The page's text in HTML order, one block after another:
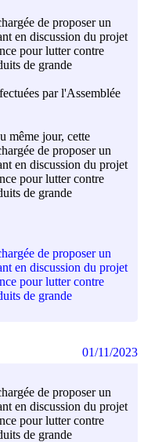
de proposer un
en discussion du projet
pour lutter contre
de grande
par l'Assemblée
même jour, cette
de proposer un
en discussion du projet
pour lutter contre
de grande
de proposer un
en discussion du projet
pour lutter contre
de grande
de proposer un
en discussion du projet
pour lutter contre
de grande
01/11/2023